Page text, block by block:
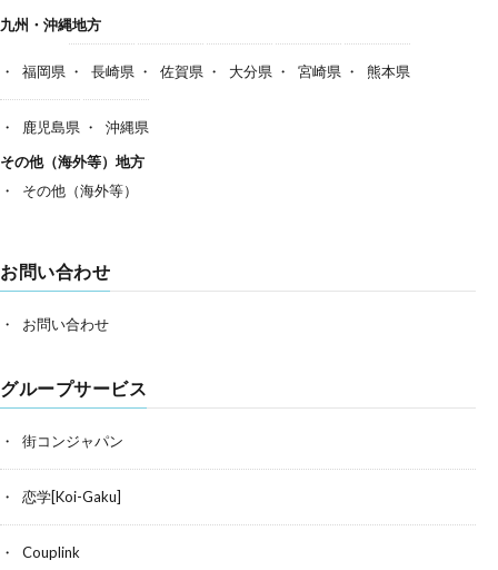
九州・沖縄地方
福岡県 長崎県 佐賀県 大分県 宮崎県 熊本県
鹿児島県
沖縄県
その他（海外等）地方
その他（海外等）
お問い合わせ
お問い合わせ
グループサービス
街コンジャパン
恋学[Koi-Gaku]
Couplink